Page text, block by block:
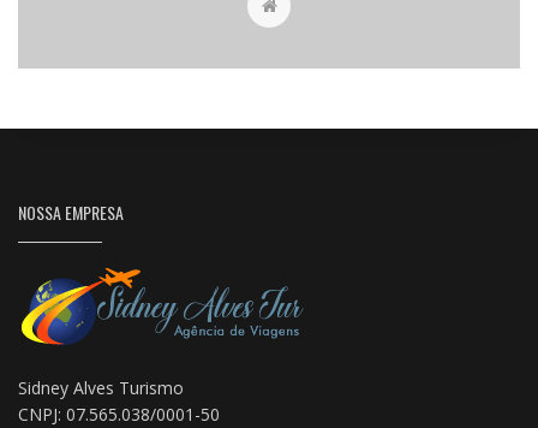
NOSSA EMPRESA
Sidney Alves Turismo
CNPJ: 07.565.038/0001-50